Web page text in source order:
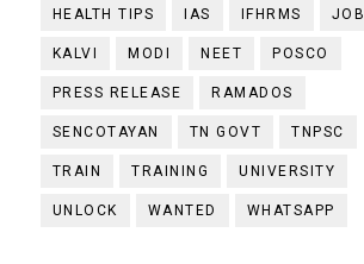
HEALTH TIPS IAS IFHRMS JOB
KALVI MODI NEET POSCO
PRESS RELEASE RAMADOS
SENCOTAYAN TN GOVT TNPSC
TRAIN TRAINING UNIVERSITY
UNLOCK WANTED WHATSAPP